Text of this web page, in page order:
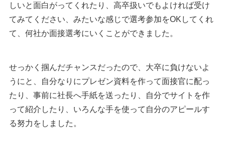
しいと面白がってくれたり、高卒扱いでもよければ受け
てみてください、みたいな感じで選考参加をOKしてくれ
て、何社か面接選考にいくことができました。
せっかく掴んだチャンスだったので、大卒に負けないよ
うにと、自分なりにプレゼン資料を作って面接官に配っ
たり、事前に社長へ手紙を送ったり、自分でサイトを作
って紹介したり、いろんな手を使って自分のアピールす
る努力をしました。